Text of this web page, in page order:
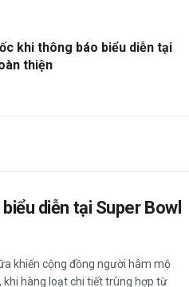
khi thông báo biểu diễn tại
thiện
diễn tại Super Bowl
khiến cộng đồng người hâm mộ
khi hàng loạt chi tiết trùng hợp từ